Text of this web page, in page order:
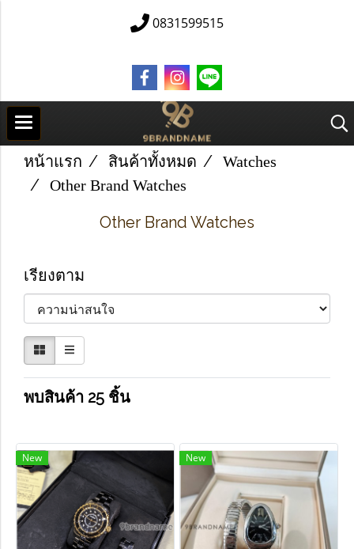
0831599515
หน้าแรก สินค้าทั้งหมด
Watches
Other Brand Watches
Other Brand Watches
เรียงตาม
พบสินค้า 25 ชิ้น
New New